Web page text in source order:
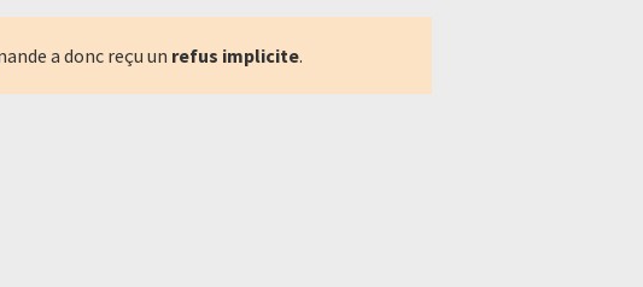
a donc reçu un refus implicite.